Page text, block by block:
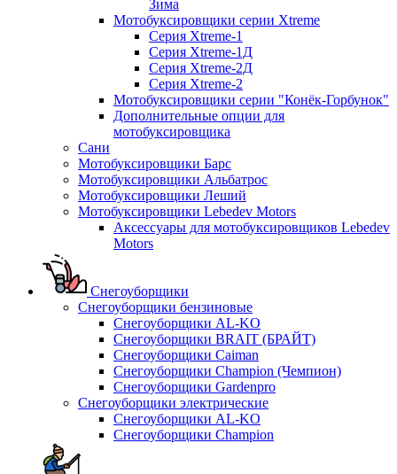
Зима
Мотобуксировщики серии Xtreme
Серия Xtreme-1
Серия Xtreme-1Д
Серия Xtreme-2Д
Серия Xtreme-2
Мотобуксировщики серии "Конёк-Горбунок"
Дополнительные опции для
мотобуксировщика
Сани
Мотобуксировщики Барс
Мотобуксировщики Альбатрос
Мотобуксировщики Леший
Мотобуксировщики Lebedev Motors
Аксессуары для мотобуксировщиков Lebedev
Motors
Снегоуборщики
Снегоуборщики бензиновые
Снегоуборщики AL-KO
Снегоуборщики BRAIT (БРАЙТ)
Снегоуборщики Caiman
Снегоуборщики Champion (Чемпион)
Снегоуборщики Gardenpro
Снегоуборщики электрические
Снегоуборщики AL-KO
Снегоуборщики Champion